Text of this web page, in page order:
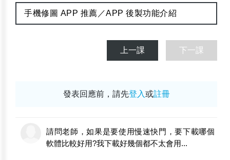
手機修圖 APP 推薦／APP 後製功能介紹
上一課 下一課
發表回應前，請先登入或註冊
請問老師，如果是要使用慢速快門，要下載哪個
軟體比較好用?我下載好幾個都不太會用...